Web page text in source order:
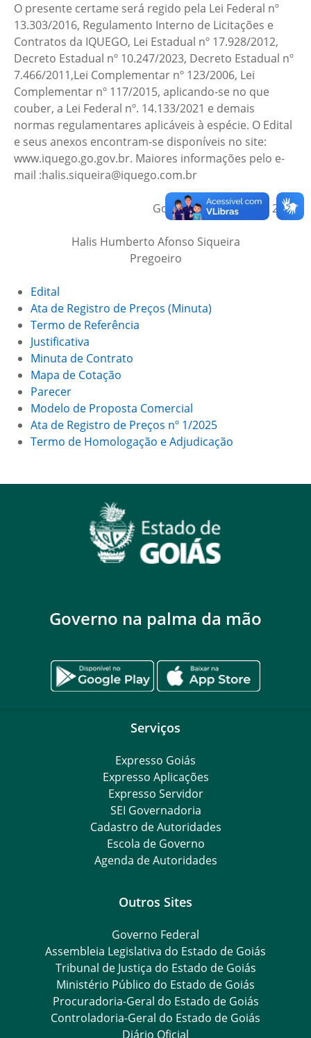
O presente certame será regido pela Lei Federal nº
13.303/2016, Regulamento Interno de Licitações e
Contratos da IQUEGO, Lei Estadual nº 17.928/2012,
Decreto Estadual nº 10.247/2023, Decreto Estadual nº
7.466/2011,Lei Complementar nº 123/2006, Lei
Complementar nº 117/2015, aplicando-se no que
couber, a Lei Federal nº. 14.133/2021 e demais
normas regulamentares aplicáveis à espécie. O Edital
e seus anexos encontram-se disponíveis no site:
www.iquego.go.gov.br. Maiores informações pelo e-
mail :halis.siqueira@iquego.com.br
Goiânia, 15 de abril de 2025
Halis Humberto Afonso Siqueira
Pregoeiro
Edital
Ata de Registro de Preços (Minuta)
Termo de Referência
Justificativa
Minuta de Contrato
Mapa de Cotação
Parecer
Modelo de Proposta Comercial
Ata de Registro de Preços nº 1/2025
Termo de Homologação e Adjudicação
Governo na palma da mão
Serviços
Expresso Goiás
Expresso Aplicações
Expresso Servidor
SEI Governadoria
Cadastro de Autoridades
Escola de Governo
Agenda de Autoridades
Outros Sites
Governo Federal
Assembleia Legislativa do Estado de Goiás
Tribunal de Justiça do Estado de Goiás
Ministério Público do Estado de Goiás
Procuradoria-Geral do Estado de Goiás
Controladoria-Geral do Estado de Goiás
Diário Oficial